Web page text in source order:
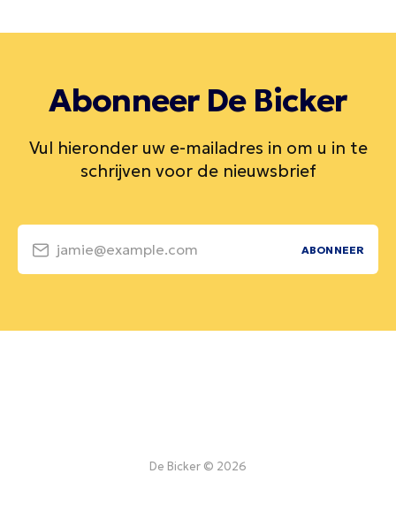
Abonneer De Bicker
Vul hieronder uw e-mailadres in om u in te
schrijven voor de nieuwsbrief
jamie@example.com ABONNEER
De Bicker © 2026